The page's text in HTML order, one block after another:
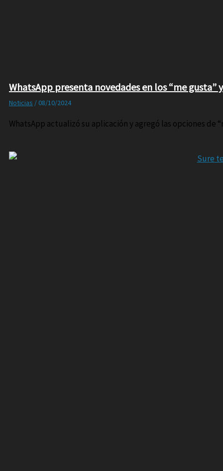
WhatsApp presenta novedades en los “me gusta”
Noticias / 08/10/2024
WhatsApp actualizó su aplicación y agregó las opciones